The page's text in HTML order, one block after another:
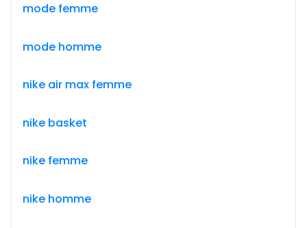
mode femme
mode homme
nike air max femme
nike basket
nike femme
nike homme